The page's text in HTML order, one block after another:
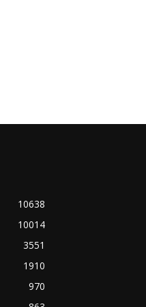
10638
10014
3551
1910
970